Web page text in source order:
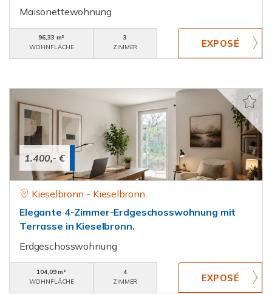
Maisonettewohnung
96,33 m²
WOHNFLÄCHE
3
ZIMMER
1.400,- €
Kieselbronn - Kieselbronn
Elegante 4-Zimmer-Erdgeschosswohnung mit
Terrasse in Kieselbronn.
Erdgeschosswohnung
104,09 m²
WOHNFLÄCHE
4
ZIMMER